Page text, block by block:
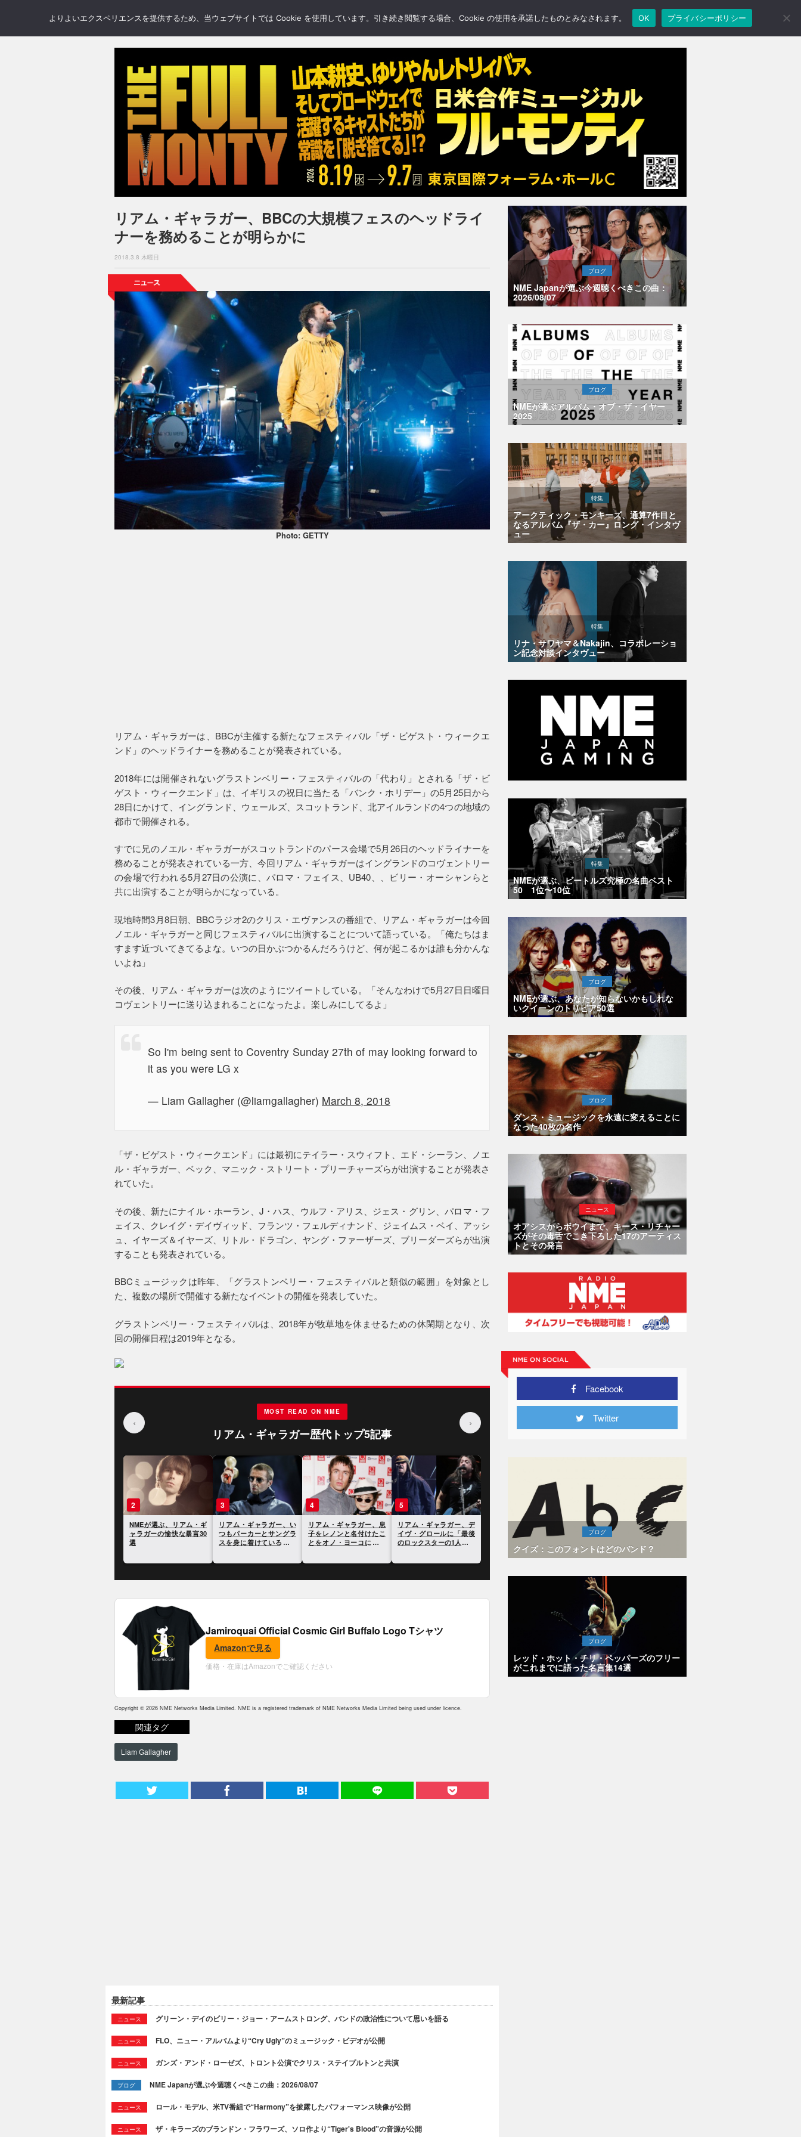
NEWS REVIEWS GALLERY BLOGS FEATURE
リアム・ギャラガー、BBCの大規模フェスのヘッドライ
ナーを務めることが明らかに
2018.3.8 木曜日
Photo: GETTY
リアム・ギャラガーは、BBCが主催する新たなフェスティバル「ザ・ビゲスト・ウィークエ
ンド」のヘッドライナーを務めることが発表されている。
2018年には開催されないグラストンベリー・フェスティバルの「代わり」とされる「ザ・ビ
ゲスト・ウィークエンド」は、イギリスの祝日に当たる「バンク・ホリデー」の5月25日から
28日にかけて、イングランド、ウェールズ、スコットランド、北アイルランドの4つの地域の
都市で開催される。
すでに兄のノエル・ギャラガーがスコットランドのパース会場で5月26日のヘッドライナーを
務めることが発表されている一方、今回リアム・ギャラガーはイングランドのコヴェントリー
の会場で行われる5月27日の公演に、パロマ・フェイス、UB40、、ビリー・オーシャンらと
共に出演することが明らかになっている。
現地時間3月8日朝、BBCラジオ2のクリス・エヴァンスの番組で、リアム・ギャラガーは今回
ノエル・ギャラガーと同じフェスティバルに出演することについて語っている。「俺たちはま
すます近づいてきてるよな。いつの日かぶつかるんだろうけど、何が起こるかは誰も分かんな
いよね」
その後、リアム・ギャラガーは次のようにツイートしている。「そんなわけで5月27日日曜日
コヴェントリーに送り込まれることになったよ。楽しみにしてるよ」
So I'm being sent to Coventry Sunday 27th of may looking forward to
it as you were LG x
— Liam Gallagher (@liamgallagher) March 8, 2018
「ザ・ビゲスト・ウィークエンド」には最初にテイラー・スウィフト、エド・シーラン、ノエ
ル・ギャラガー、ベック、マニック・ストリート・プリーチャーズらが出演することが発表さ
れていた。
その後、新たにナイル・ホーラン、J・ハス、ウルフ・アリス、ジェス・グリン、パロマ・フ
ェイス、クレイグ・デイヴィッド、フランツ・フェルディナンド、ジェイムス・ベイ、アッシ
ュ、イヤーズ＆イヤーズ、リトル・ドラゴン、ヤング・ファーザーズ、ブリーダーズらが出演
することも発表されている。
BBCミュージックは昨年、「グラストンベリー・フェスティバルと類似の範囲」を対象とし
た、複数の場所で開催する新たなイベントの開催を発表していた。
グラストンベリー・フェスティバルは、2018年が牧草地を休ませるための休閑期となり、次
回の開催日程は2019年となる。
‹
MOST READ ON NME
リアム・ギャラガー歴代トップ5記事
›
2
NMEが選ぶ、リアム・ギ
ャラガーの愉快な暴言30
選
3
リアム・ギャラガー、い
つもパーカーとサングラ
スを身に着けている理由
4
リアム・ギャラガー、息
子をレノンと名付けたこ
とをオノ・ヨーコに問い
5
リアム・ギャラガー、デ
イヴ・グロールに「最後
のロックスターの1人」と
Jamiroquai Official Cosmic Girl Buffalo Logo Tシャツ
Amazonで見る
価格・在庫はAmazonでご確認ください
Copyright © 2026 NME Networks Media Limited. NME is a registered trademark of NME Networks Media Limited being used under licence.
関連タグ
Liam Gallagher
最新記事
ニュース グリーン・デイのビリー・ジョー・アームストロング、バンドの政治性について思いを語る
ニュース FLO、ニュー・アルバムより“Cry Ugly”のミュージック・ビデオが公開
ニュース ガンズ・アンド・ローゼズ、トロント公演でクリス・ステイプルトンと共演
ブログ NME Japanが選ぶ今週聴くべきこの曲：2026/08/07
ニュース ロール・モデル、米TV番組で“Harmony”を披露したパフォーマンス映像が公開
ニュース ザ・キラーズのブランドン・フラワーズ、ソロ作より“Tiger's Blood”の音源が公開
ブログ
NME Japanが選ぶ今週聴くべきこの曲：
2026/08/07
ブログ
NMEが選ぶアルバム・オブ・ザ・イヤー
2025
特集
アークティック・モンキーズ、通算7作目と
なるアルバム『ザ・カー』ロング・インタヴ
ュー
特集
リナ・サワヤマ＆Nakajin、コラボレーショ
ン記念対談インタヴュー
特集
NMEが選ぶ、ビートルズ究極の名曲ベスト
50 1位〜10位
ブログ
NMEが選ぶ、あなたが知らないかもしれな
いクイーンのトリビア50選
ブログ
ダンス・ミュージックを永遠に変えることに
なった40枚の名作
ニュース
オアシスからボウイまで、キース・リチャー
ズがその毒舌でこき下ろした17のアーティス
トとその発言
Facebook
Twitter
ブログ
クイズ：このフォントはどのバンド？
ブログ
レッド・ホット・チリ・ペッパーズのフリー
がこれまでに語った名言集14選
よりよいエクスペリエンスを提供するため、当ウェブサイトでは Cookie を使用しています。引き続き閲覧する場合、Cookie の使用を承諾したものとみなされます。 OK プライバシーポリシー